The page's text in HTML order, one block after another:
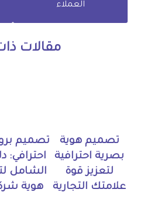
العملاء
مقالات
تصميم هوية
بصرية احترافية
لتعزيز قوة
علامتك التجارية
تصميم
احترافي:
الشامل
هوية